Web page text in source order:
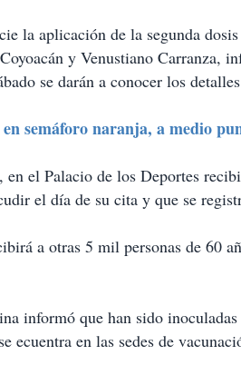
la aplicación de la segunda
y Venustiano Carranza,
se darán a conocer los
semáforo naranja, a medio
en el Palacio de los Deportes
el día de su cita y que se
a otras 5 mil personas de 60
informó que han sido
ecuentra en las sedes de